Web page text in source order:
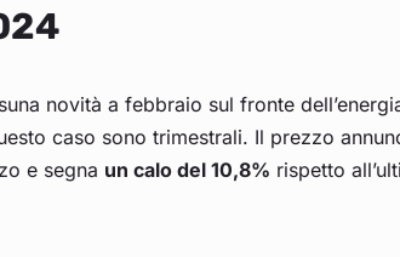
novità a febbraio sul fronte
caso sono trimestrali. Il prezzo
e segna un calo del 10,8% rispetto